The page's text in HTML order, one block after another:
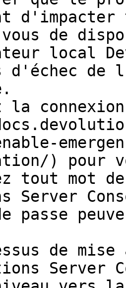
de
local
d'échec
) pour
tout mot
Server
passe
de
Server